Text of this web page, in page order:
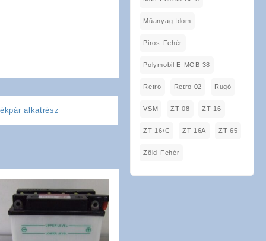
alkatrész
Műanyag Idom
Piros-Fehér
Polymobil E-MOB 38
Retro Retro 02 Rugó
VSM ZT-08 ZT-16
ZT-16/C ZT-16A ZT-65
Zöld-Fehér